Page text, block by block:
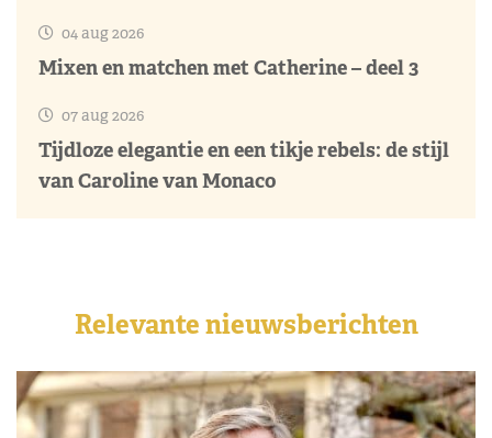
04 aug 2026
Mixen en matchen met Catherine – deel 3
07 aug 2026
Tijdloze elegantie en een tikje rebels: de stijl
van Caroline van Monaco
Relevante nieuwsberichten